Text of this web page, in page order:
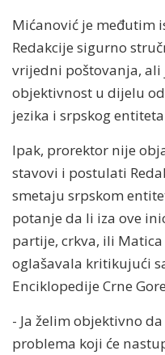
Mićanović je međutim
Redakcije sigurno
vrijedni poštovanja,
objektivnost u dijelu
jezika i srpskog
Ipak, prorektor nije
stavovi i postulati
smetaju srpskom
potanje da li iza ove
partije, crkva, ili
oglašavala kritikujući
Enciklopedije Crne
- Ja želim objektivno
problema koji će